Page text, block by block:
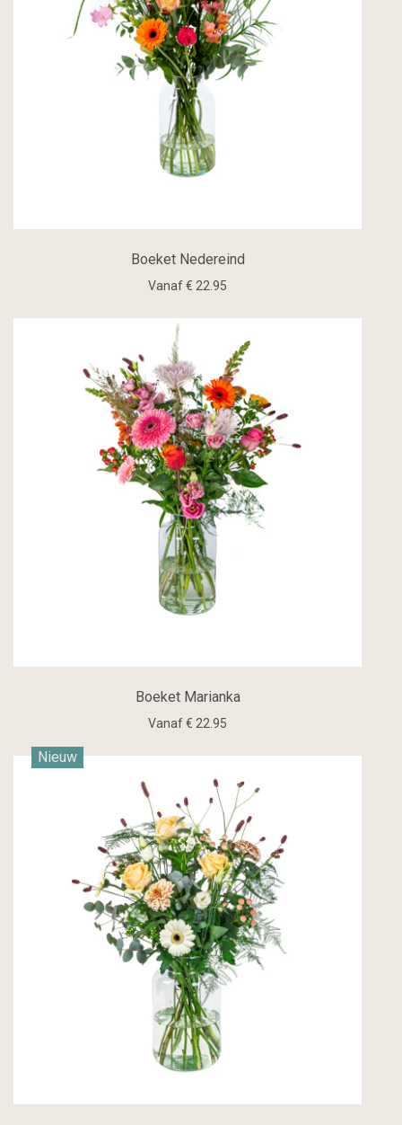
Boeket Nedereind
Vanaf € 22.95
Boeket Marianka
Vanaf € 22.95
Nieuw